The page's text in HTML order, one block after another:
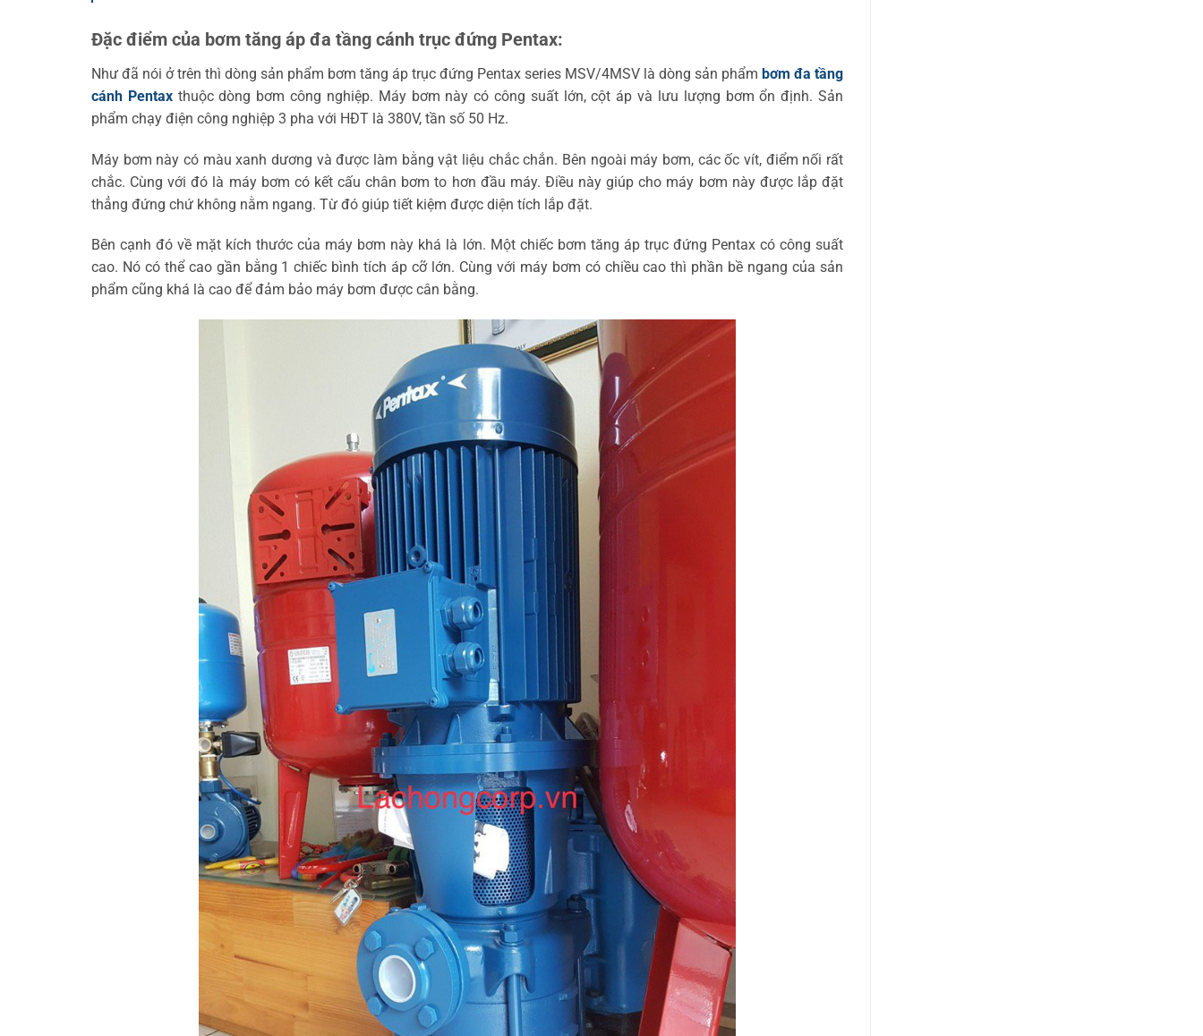
Đặc điểm của bơm tăng áp đa tầng cánh trục đứng Pentax:
Như đã nói ở trên thì dòng sản phẩm bơm tăng áp trục đứng Pentax series MSV/4MSV là dòng sản phẩm bơm đa tầng
cánh Pentaxthuộc dòng bơm công nghiệp. Máy bơm này có công suất lớn, cột áp và lưu lượng bơm ổn định. Sản
phẩm chạy điện công nghiệp 3 pha với HĐT là 380V, tần số 50 Hz.
Máy bơm này có màu xanh dương và được làm bằng vật liệu chắc chắn. Bên ngoài máy bơm, các ốc vít, điểm nối rất
chắc. Cùng với đó là máy bơm có kết cấu chân bơm to hơn đầu máy. Điều này giúp cho máy bơm này được lắp đặt
thẳng đứng chứ không nằm ngang. Từ đó giúp tiết kiệm được diện tích lắp đặt.
Bên cạnh đó về mặt kích thước của máy bơm này khá là lớn. Một chiếc bơm tăng áp trục đứng Pentax có công suất
cao. Nó có thể cao gần bằng 1 chiếc bình tích áp cỡ lớn. Cùng với máy bơm có chiều cao thì phần bề ngang của sản
phẩm cũng khá là cao để đảm bảo máy bơm được cân bằng.